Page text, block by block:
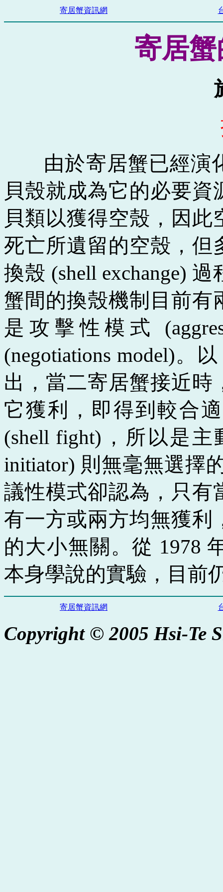
寄居蟹資訊網
寄居
由於寄居蟹已經演
貝殼就成為它的必要
貝類以獲得空殼 ， 因此
死亡所遺留的空殼 ， 但
換殼 (shell exchange) 過
蟹間的換殼機制目前有
是攻擊性模式
(negotiations model)。以
出 ， 當二寄居蟹接近時
它獲利
， 即得到較合
(shell fight) ， 所以是主
initiator) 則無毫無選擇
議性模式卻認為 ， 只有
有一方或兩方均無獲利
的大小無關。從 1978
本身學說的實驗 ， 目前
寄居蟹資訊網
Copyright © 2005 Hsi-Te